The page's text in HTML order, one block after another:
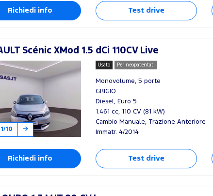
Richiedi info Test drive
Scénic XMod 1.5 dCi 110CV Live
1/10
Usato Per neopatentati
Monovolume, 5 porte
GRIGIO
Diesel, Euro 5
1.461 cc, 110 CV (81 kW)
Cambio Manuale, Trazione Anteriore
Immatr. 4/2014
Richiedi info Test drive